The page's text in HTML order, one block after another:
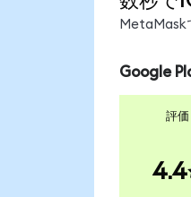
MetaMask
Google
評価
4.4